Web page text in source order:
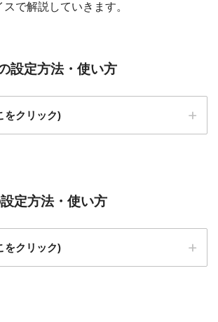
で解説していきます。
設定方法・使い方
をクリック)
定方法・使い方
をクリック)